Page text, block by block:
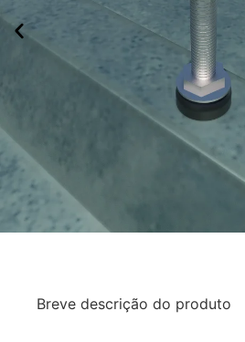
Breve descrição do produto